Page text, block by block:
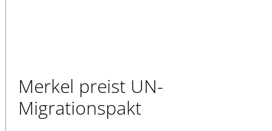
Merkel preist UN-
Migrationspakt